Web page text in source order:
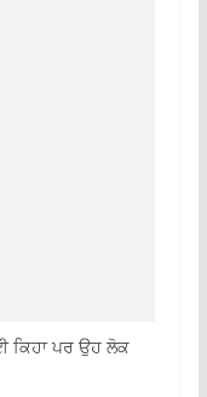
ਕਿਹਾ ਪਰ ਉਹ ਲੋਕ